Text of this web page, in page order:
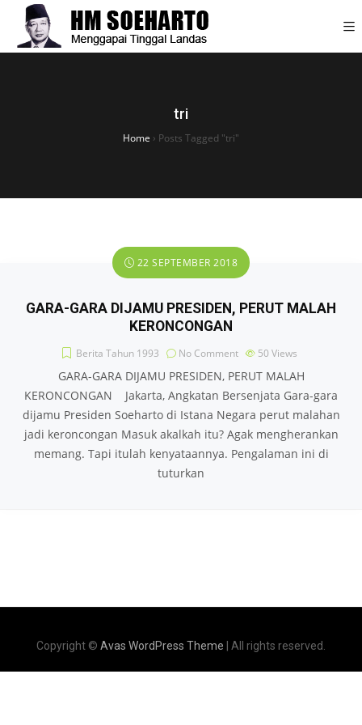
tri
Home › Posts Tagged "tri"
22 SEPTEMBER 2018
GARA-GARA DIJAMU PRESIDEN, PERUT MALAH
KERONCONGAN
Berita Tahun 1993 No Comment 50 Views
GARA-GARA DIJAMU PRESIDEN, PERUT MALAH
KERONCONGAN Jakarta, Angkatan Bersenjata Gara-gara
dijamu Presiden Soeharto di Istana Negara perut malahan
jadi keroncongan Masuk akalkah itu? Agak mengherankan
memang. Tapi itulah kenyataannya. Pengalaman ini di
tuturkan
Copyright © Avas WordPress Theme | All rights reserved.